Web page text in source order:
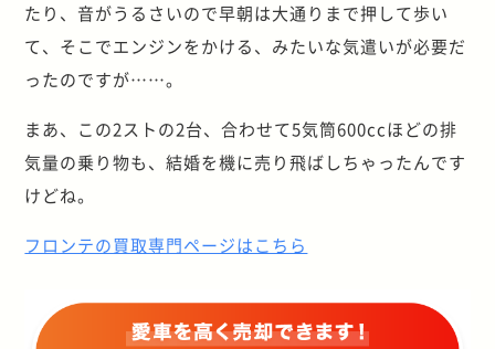
たり、音がうるさいので早朝は大通りまで押して歩い
て、そこでエンジンをかける、みたいな気遣いが必要だ
ったのですが……。
まあ、この2ストの2台、合わせて5気筒600ccほどの排
気量の乗り物も、結婚を機に売り飛ばしちゃったんです
けどね。
フロンテの買取専門ページはこちら